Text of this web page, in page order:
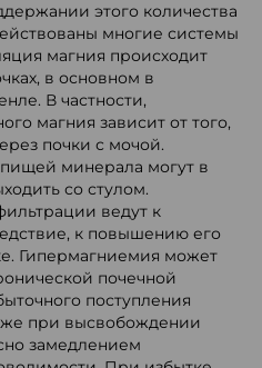
этого количества
многие системы
магния происходит
в основном в
В частности,
магния зависит от того,
почки с мочой.
минерала могут в
со стулом.
ведут к
к повышению его
Гипермагниемия может
почечной
поступления
при высвобождении
замедлением